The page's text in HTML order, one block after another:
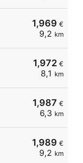
1,969 €
9,2 km
1,972 €
8,1 km
1,987 €
6,3 km
1,989 €
9,2 km